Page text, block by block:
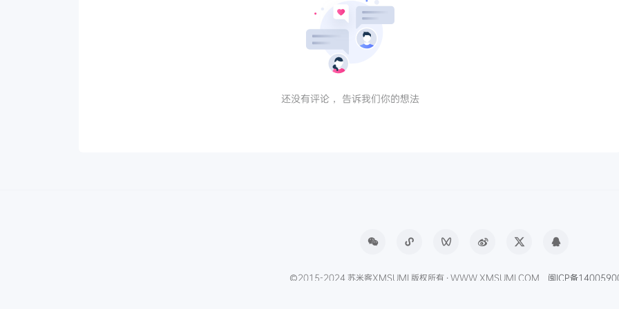
还没有评论， 告诉我们你的想法
©2015-2024 苏米客XMSUMI 版权所有 · WWW.XMSUMI.COM 闽ICP备